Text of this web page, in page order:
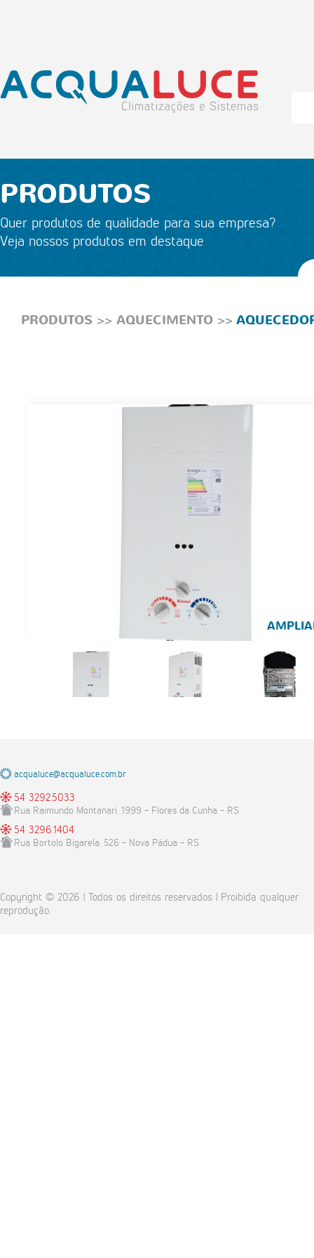
PRODUTOS
Quer produtos de qualidade para sua empresa?
Veja nossos produtos em destaque
PRODUTOS >> AQUECIMENTO >>
acqualuce@acqualuce.com.br
54 3292.5033
Rua Raimundo Montanari, 1999 - Flores da Cunha - RS
54 3296.1404
Rua Bortolo Bigarela, 526 - Nova Pádua - RS
Copyright © 2026 | Todos os direitos reservados | Proibida qualquer
reprodução.